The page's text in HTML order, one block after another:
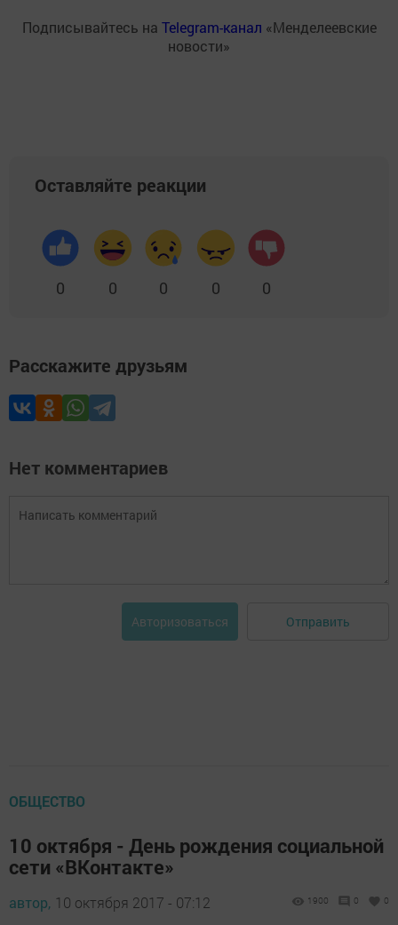
Подписывайтесь на Telegram-канал «Менделеевские
новости»
Оставляйте реакции
0 0 0 0 0
Расскажите друзьям
Нет комментариев
Авторизоваться Отправить
ОБЩЕСТВО
10 октября - День рождения социальной
сети «ВКонтакте»
автор, 10 октября 2017 - 07:12 1900 0 0